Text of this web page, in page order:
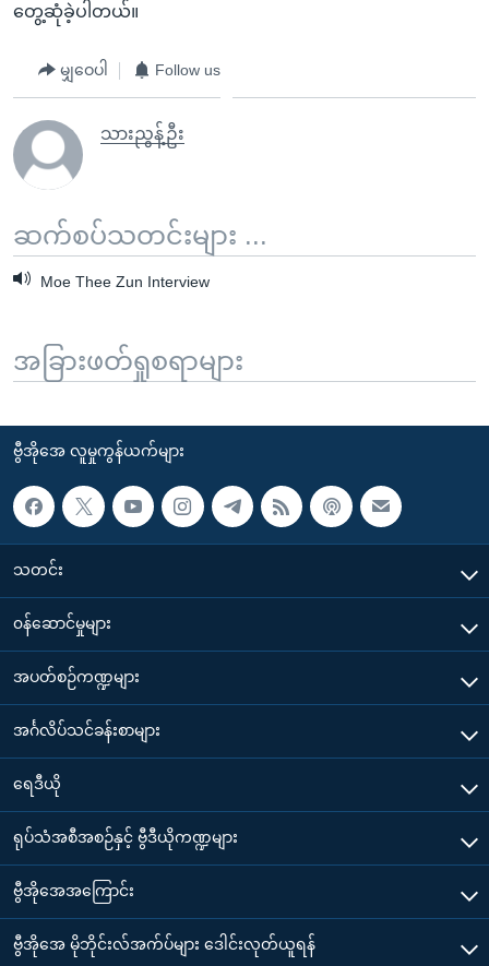
တွေ့ဆုံခဲ့ပါတယ်။
မျှဝေပါ Follow us
သားညွန့်ဦး
ဆက်စပ်သတင်းများ ...
Moe Thee Zun Interview
အခြားဖတ်ရှုစရာများ
ဗွီအိုအေ လူမှုကွန်ယက်များ
သတင်း
၀န်ဆောင်မှုများ
အပတ်စဉ်ကဏ္ဍများ
အင်္ဂလိပ်သင်ခန်းစာများ
ရေဒီယို
ရုပ်သံအစီအစဉ်နှင့် ဗွီဒီယိုကဏ္ဍများ
ဗွီအိုအေအကြောင်း
ဗွီအိုအေ မိုဘိုင်းလ်အက်ပ်များ ဒေါင်းလုတ်ယူရန်